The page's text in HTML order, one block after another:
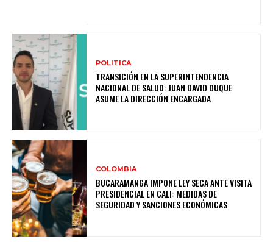
POLITICA
TRANSICIÓN EN LA SUPERINTENDENCIA
NACIONAL DE SALUD: JUAN DAVID DUQUE
ASUME LA DIRECCIÓN ENCARGADA
COLOMBIA
BUCARAMANGA IMPONE LEY SECA ANTE VISITA
PRESIDENCIAL EN CALI: MEDIDAS DE
SEGURIDAD Y SANCIONES ECONÓMICAS